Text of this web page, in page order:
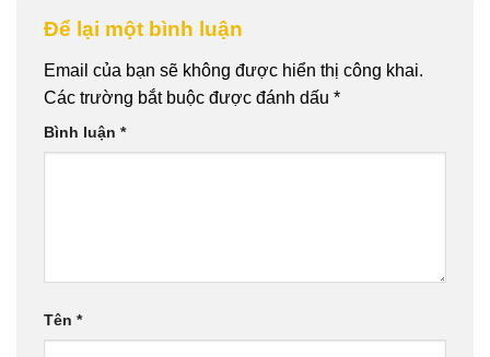
Để lại một bình luận
Email của bạn sẽ không được hiển thị công khai.
Các trường bắt buộc được đánh dấu *
Bình luận *
Tên *